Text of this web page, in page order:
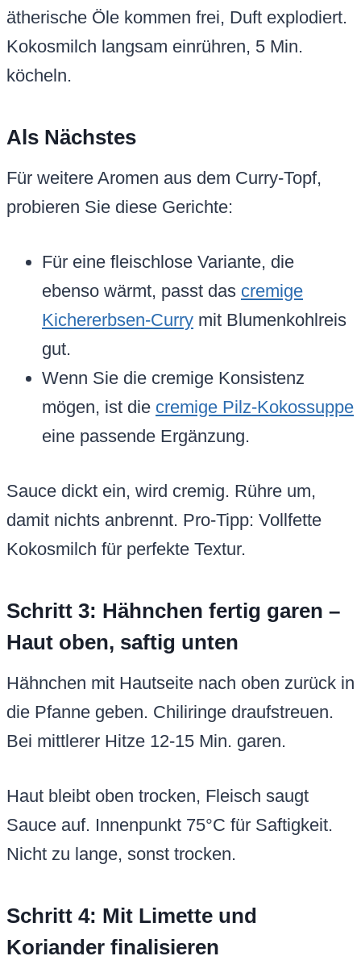
ätherische Öle kommen frei, Duft explodiert.
Kokosmilch langsam einrühren, 5 Min.
köcheln.
Als Nächstes
Für weitere Aromen aus dem Curry-Topf,
probieren Sie diese Gerichte:
Für eine fleischlose Variante, die
ebenso wärmt, passt das cremige
Kichererbsen-Curry mit Blumenkohlreis
gut.
Wenn Sie die cremige Konsistenz
mögen, ist die cremige Pilz-Kokossuppe
eine passende Ergänzung.
Sauce dickt ein, wird cremig. Rühre um,
damit nichts anbrennt. Pro-Tipp: Vollfette
Kokosmilch für perfekte Textur.
Schritt 3: Hähnchen fertig garen –
Haut oben, saftig unten
Hähnchen mit Hautseite nach oben zurück in
die Pfanne geben. Chiliringe draufstreuen.
Bei mittlerer Hitze 12-15 Min. garen.
Haut bleibt oben trocken, Fleisch saugt
Sauce auf. Innenpunkt 75°C für Saftigkeit.
Nicht zu lange, sonst trocken.
Schritt 4: Mit Limette und
Koriander finalisieren